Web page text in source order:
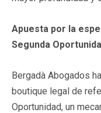
Apuesta por la
Segunda
Bergadà Abogados
boutique legal de
Oportunidad, un